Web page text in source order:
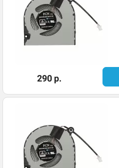
290 р.